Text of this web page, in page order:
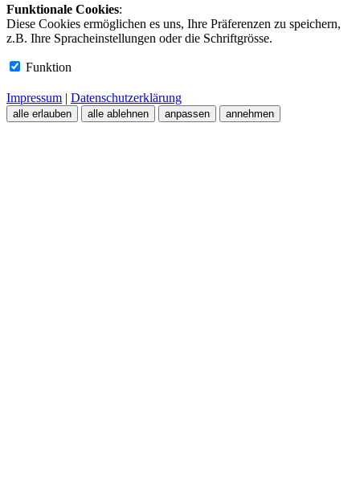
Funktionale Cookies:
Diese Cookies ermöglichen es uns, Ihre Präferenzen zu speichern,
z.B. Ihre Spracheinstellungen oder die Schriftgrösse.
Funktion
Impressum | Datenschutzerklärung
alle erlauben alle ablehnen anpassen annehmen